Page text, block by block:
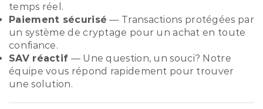
temps réel.
Paiement sécurisé — Transactions protégées par
un système de cryptage pour un achat en toute
confiance.
SAV réactif — Une question, un souci? Notre
équipe vous répond rapidement pour trouver
une solution.